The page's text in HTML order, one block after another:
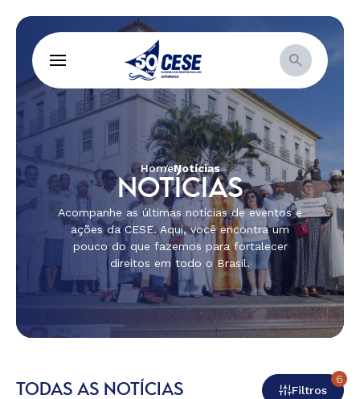
HomeNotícias
NOTÍCIAS
Acompanhe as últimas notícias de eventos e
ações da CESE. Aqui, você encontra um
pouco do que fazemos para fortalecer
direitos em todo o Brasil.
TODAS AS NOTÍCIAS Filtros
6